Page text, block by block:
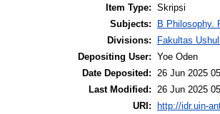
Item Type: Skripsi
Subjects:
B Philosophy.
Divisions:
Fakultas
Depositing User: Yoe Oden
Date Deposited:
26 Jun 2025
Last Modified:
26 Jun 2025
URI: http://idr.uin-